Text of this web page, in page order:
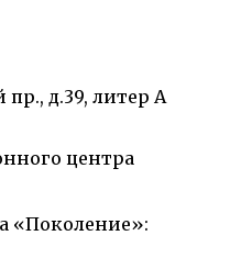
д.39, литер А
центра
«Поколение»: